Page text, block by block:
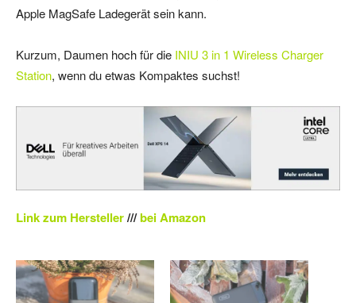
Apple MagSafe Ladegerät sein kann.
Kurzum, Daumen hoch für die INIU 3 in 1 Wireless Charger
Station, wenn du etwas Kompaktes suchst!
Link zum Hersteller///bei Amazon